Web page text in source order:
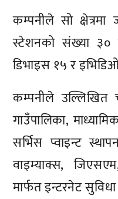
कम्पनीले सो
स्टेशनको संख्या ३०
डिभाइस १५ र
कम्पनीले उल्लिखित
गाउँपालिका,
सर्भिस प्वाइन्ट
वाइम्याक्स,
मार्फत इन्टरनेट